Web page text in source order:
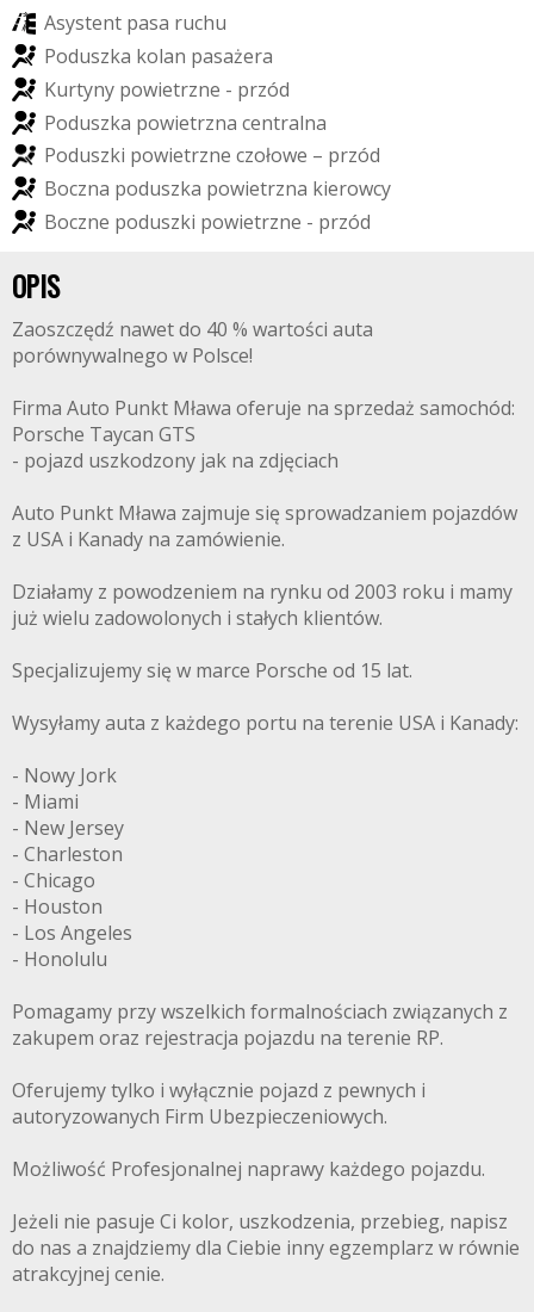
Asystent pasa ruchu
Poduszka kolan pasażera
Kurtyny powietrzne - przód
Poduszka powietrzna centralna
Poduszki powietrzne czołowe – przód
Boczna poduszka powietrzna kierowcy
Boczne poduszki powietrzne - przód
OPIS
Zaoszczędź nawet do 40 % wartości auta
porównywalnego w Polsce!
Firma Auto Punkt Mława oferuje na sprzedaż samochód:
Porsche Taycan GTS
- pojazd uszkodzony jak na zdjęciach
Auto Punkt Mława zajmuje się sprowadzaniem pojazdów
z USA i Kanady na zamówienie.
Działamy z powodzeniem na rynku od 2003 roku i mamy
już wielu zadowolonych i stałych klientów.
Specjalizujemy się w marce Porsche od 15 lat.
Wysyłamy auta z każdego portu na terenie USA i Kanady:
- Nowy Jork
- Miami
- New Jersey
- Charleston
- Chicago
- Houston
- Los Angeles
- Honolulu
Pomagamy przy wszelkich formalnościach związanych z
zakupem oraz rejestracja pojazdu na terenie RP.
Oferujemy tylko i wyłącznie pojazd z pewnych i
autoryzowanych Firm Ubezpieczeniowych.
Możliwość Profesjonalnej naprawy każdego pojazdu.
Jeżeli nie pasuje Ci kolor, uszkodzenia, przebieg, napisz
do nas a znajdziemy dla Ciebie inny egzemplarz w równie
atrakcyjnej cenie.